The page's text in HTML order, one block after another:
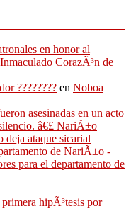
en honor al
CorazÃ³n de
???????? en Noboa
asesinadas en un acto
â€£ NariÃ±o
deja ataque sicarial
de NariÃ±o -
para el departamento de
hipÃ³tesis por